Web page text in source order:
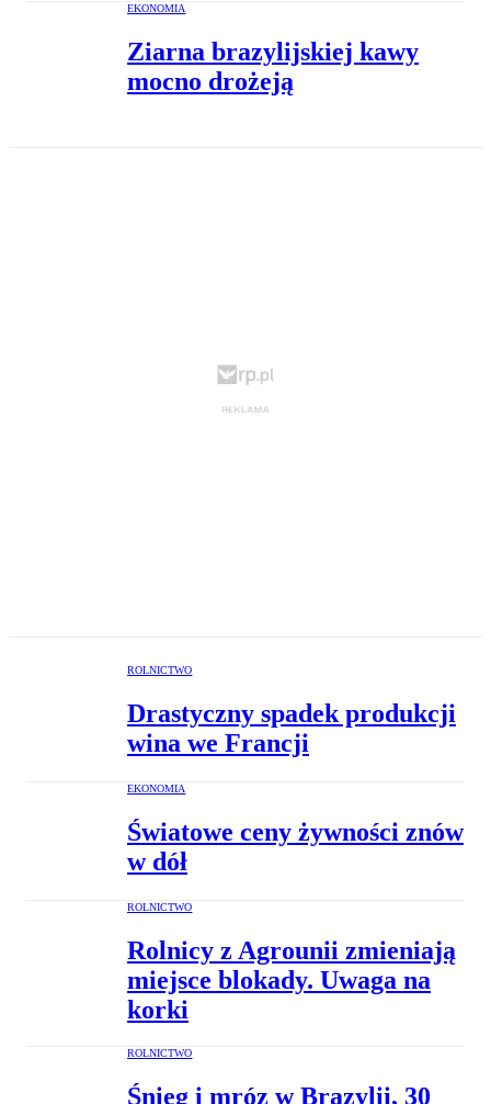
EKONOMIA
Ziarna brazylijskiej kawy
mocno drożeją
ROLNICTWO
Drastyczny spadek produkcji
wina we Francji
EKONOMIA
Światowe ceny żywności znów
w dół
ROLNICTWO
Rolnicy z Agrounii zmieniają
miejsce blokady. Uwaga na
korki
ROLNICTWO
Śnieg i mróz w Brazylii, 30